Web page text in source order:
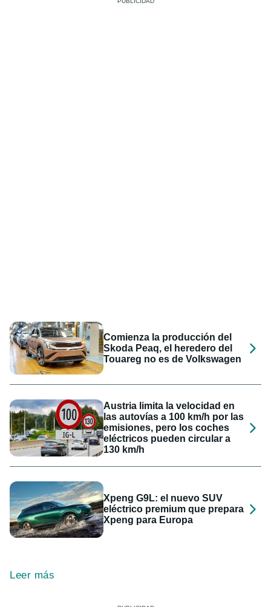
Comienza la producción del
Skoda Peaq, el heredero del
Touareg no es de Volkswagen
Austria limita la velocidad en
las autovías a 100 km/h por las
emisiones, pero los coches
eléctricos pueden circular a
130 km/h
Xpeng G9L: el nuevo SUV
eléctrico premium que prepara
Xpeng para Europa
Leer más